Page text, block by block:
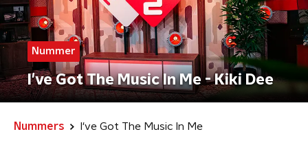
Nummer
I've Got The Music In Me - Kiki Dee
Nummers I've Got The Music In Me